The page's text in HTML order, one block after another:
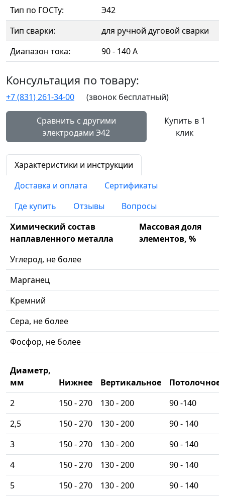
Тип по ГОСТу:
Э42
Тип сварки:
для ручной дуговой сварки
Диапазон тока:
90 - 140 А
Консультация по товару:
+7 (831) 261-34-00 (звонок бесплатный)
Сравнить с другими
электродами Э42
Купить в 1
клик
Характеристики и инструкции
Доставка и оплата
Сертификаты
Где купить
Отзывы
Вопросы
Химический состав
наплавленного металла
Массовая доля
элементов, %
Углерод, не более
Марганец
Кремний
Сера, не более
Фосфор, не более
Диаметр,
мм
Нижнее Вертикальное
Потолочное
2
150 - 270 130 - 200
90 -140
2,5
150 - 270 130 - 200
90 - 140
3
150 - 270 130 - 200
90 - 140
4
150 - 270 130 - 200
90 - 140
5
150 - 270 130 - 200
90 - 140